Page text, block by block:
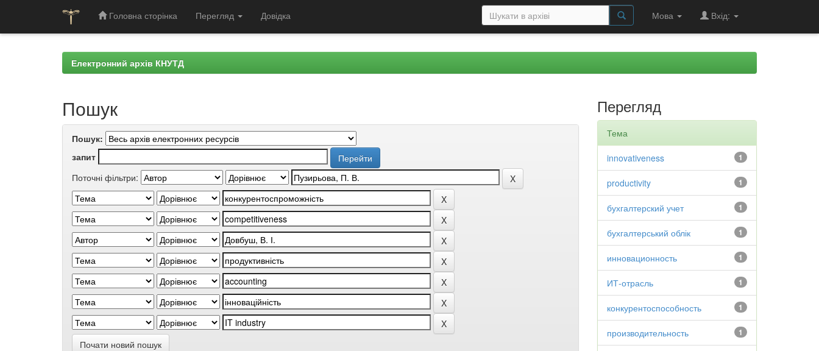
Головна сторінка Перегляд Довідка Мова Вхід:
Електронний архів КНУТД
Пошук
Пошук:
запит
Поточні фільтри:
Почати новий пошук
Перегляд
Тема
1
innovativeness
1
productivity
1
бухгалтерский учет
1
бухгалтерський облік
1
инновационность
1
ИТ-отрасль
1
конкурентоспособность
1
производительность